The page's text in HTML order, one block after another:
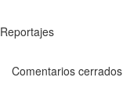
Reportajes
Comentarios cerrados